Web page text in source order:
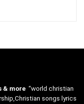
& more “world christian
songs lyrics